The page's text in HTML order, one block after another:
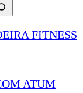
FITNESS
ATUM